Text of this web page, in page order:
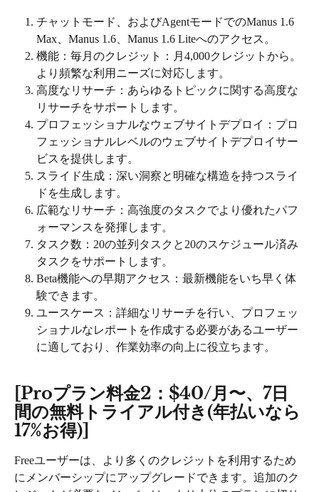
チャットモード、およびAgentモードでのManus 1.6
Max、Manus 1.6、Manus 1.6 Liteへのアクセス。
機能：毎月のクレジット：月4,000クレジットから。
より頻繁な利用ニーズに対応します。
高度なリサーチ：あらゆるトピックに関する高度な
リサーチをサポートします。
プロフェッショナルなウェブサイトデプロイ：プロ
フェッショナルレベルのウェブサイトデプロイサー
ビスを提供します。
スライド生成：深い洞察と明確な構造を持つスライ
ドを生成します。
広範なリサーチ：高強度のタスクでより優れたパフ
ォーマンスを発揮します。
タスク数：20の並列タスクと20のスケジュール済み
タスクをサポートします。
Beta機能への早期アクセス：最新機能をいち早く体
験できます。
ユースケース：詳細なリサーチを行い、プロフェッ
ショナルなレポートを作成する必要があるユーザー
に適しており、作業効率の向上に役立ちます。
[Proプラン料金2：$40/月〜、7日
間の無料トライアル付き(年払いなら
17%お得)]
Freeユーザーは、より多くのクレジットを利用するため
にメンバーシップにアップグレードできます。追加のク